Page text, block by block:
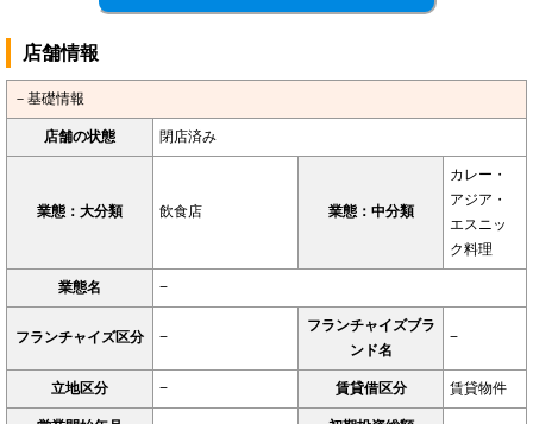
店舗情報
－基礎情報
店舗の状態 閉店済み
業態：大分類 飲食店 業態：中分類
カレー・
アジア・
エスニッ
ク料理
業態名 −
フランチャイズ区分 −
フランチャイズブラ
ンド名
−
立地区分 − 賃貸借区分 賃貸物件